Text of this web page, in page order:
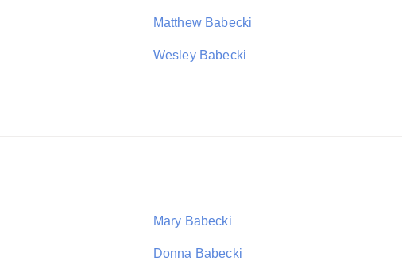
Matthew Babecki
Wesley Babecki
Mary Babecki
Donna Babecki